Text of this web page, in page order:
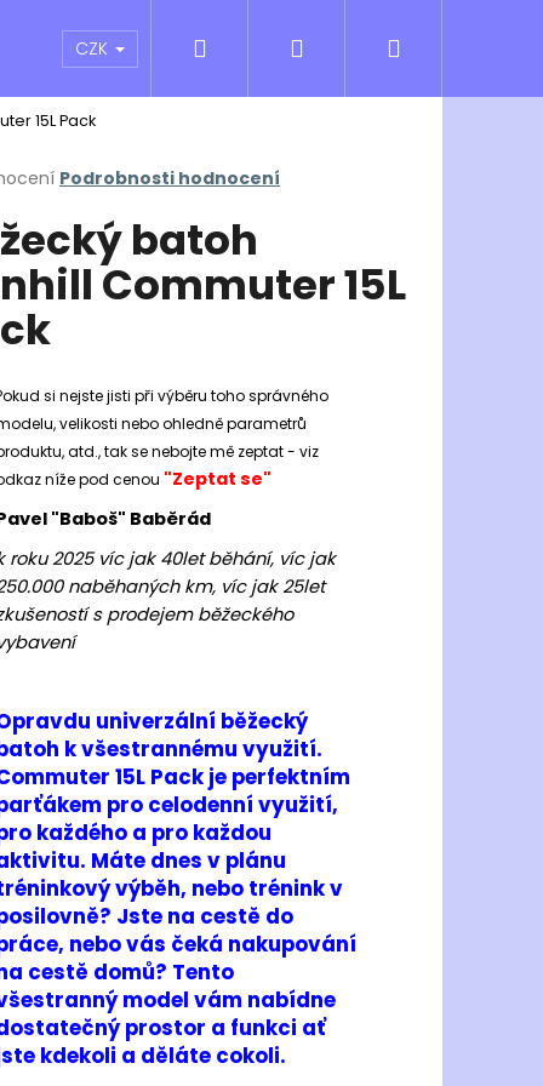
sporty Outlet Obchodní podmínky
CZK Přihlášení
15L Pack
Podrobnosti hodnocení
batoh
Commuter 15L
si nejste jisti při výběru toho správného
velikosti nebo ohledně parametrů
atd., tak se nebojte mě zeptat - viz
níže pod cenou "Zeptat se"
"Baboš" Baběrád
roku 2025 víc jak 40let běhání, víc jak
naběhaných km, víc jak 25let
s prodejem běžeckého
univerzální běžecký
k všestrannému využití.
15L Pack je perfektním
pro celodenní využití,
každého a pro každou
Máte dnes v plánu
výběh, nebo trénink v
Jste na cestě do
nebo vás čeká nakupování
cestě domů? Tento
model vám nabídne
prostor a funkci ať
kdekoli a děláte cokoli.
JOMA R.6000 2502